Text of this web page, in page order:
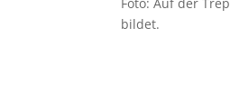
bildet.